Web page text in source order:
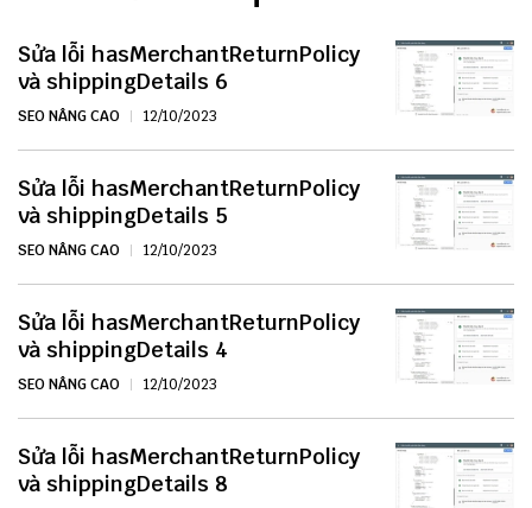
Sửa lỗi hasMerchantReturnPolicy
và shippingDetails 6
SEO NÂNG CAO 12/10/2023
Sửa lỗi hasMerchantReturnPolicy
và shippingDetails 5
SEO NÂNG CAO 12/10/2023
Sửa lỗi hasMerchantReturnPolicy
và shippingDetails 4
SEO NÂNG CAO 12/10/2023
Sửa lỗi hasMerchantReturnPolicy
và shippingDetails 8